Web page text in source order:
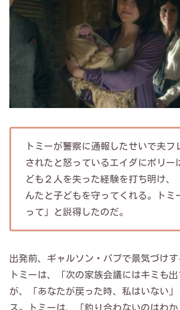
トミーが警察に通報したせいで夫フ
されたと怒っているエイダにポリー
ども２人を失った経験を打ち明け、
んたと子どもを守ってくれる。トミ
って」と説得したのだ。
出発前、ギャルソン・パブで景気づけす
トミーは、「次の家族会議にはキミも
が、「あなたが戻った時、私はいない
ス。トミーは、「釣り合わないのはわ